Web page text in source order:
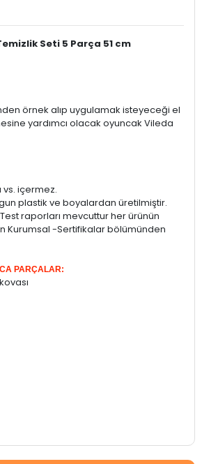
Seti 5 Parça 51 cm
örnek alıp uygulamak isteyeceği el
yardımcı olacak oyuncak Vileda
içermez.
plastik ve boyalardan üretilmiştir.
raporları mevcuttur her ürünün
Kurumsal -Sertifikalar bölümünden
PARÇALAR: